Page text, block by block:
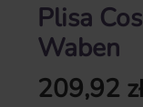
Plisa
Waben
Cena regularna:
209,92